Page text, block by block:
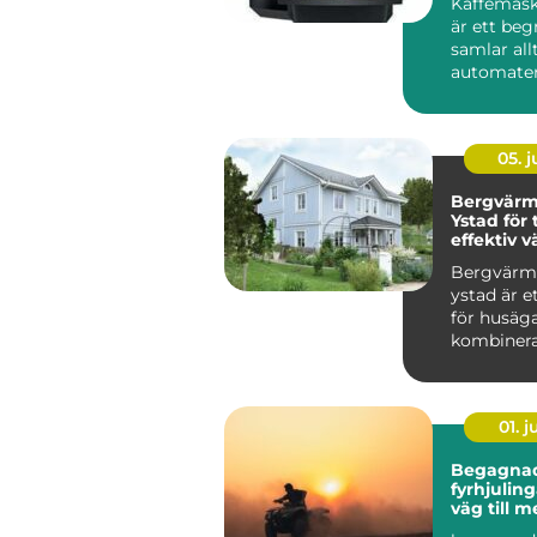
är ett
samlar
05.
Ystad för
effektiv
ystad är
för
01.
fyrhjulingar
väg till